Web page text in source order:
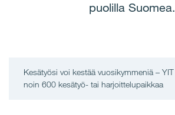
puolilla Suomea.
Kesätyösi voi kestää vuosikymmeniä –
noin 600 kesätyö- tai harjoittelupaikkaa